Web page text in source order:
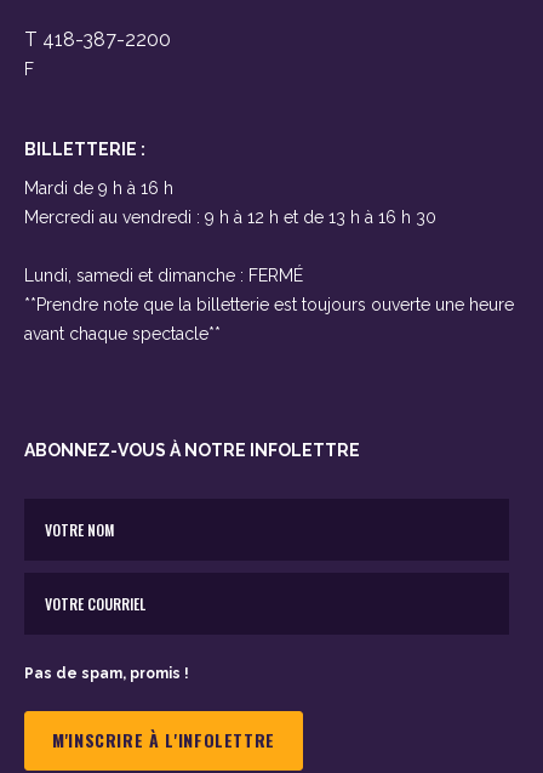
T 418-387-2200
F
BILLETTERIE :
Mardi de 9 h à 16 h
Mercredi au vendredi : 9 h à 12 h et de 13 h à 16 h 30
Lundi, samedi et dimanche : FERMÉ
**Prendre note que la billetterie est toujours ouverte une heure
avant chaque spectacle**
ABONNEZ-VOUS À NOTRE INFOLETTRE
Pas de spam, promis !